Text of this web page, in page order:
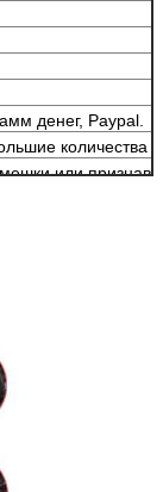
денег, Paypal.
количества
или